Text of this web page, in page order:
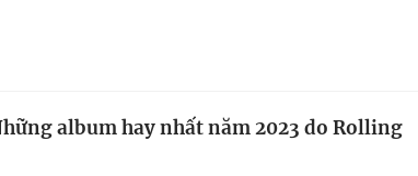
album hay nhất năm 2023 do Rolling